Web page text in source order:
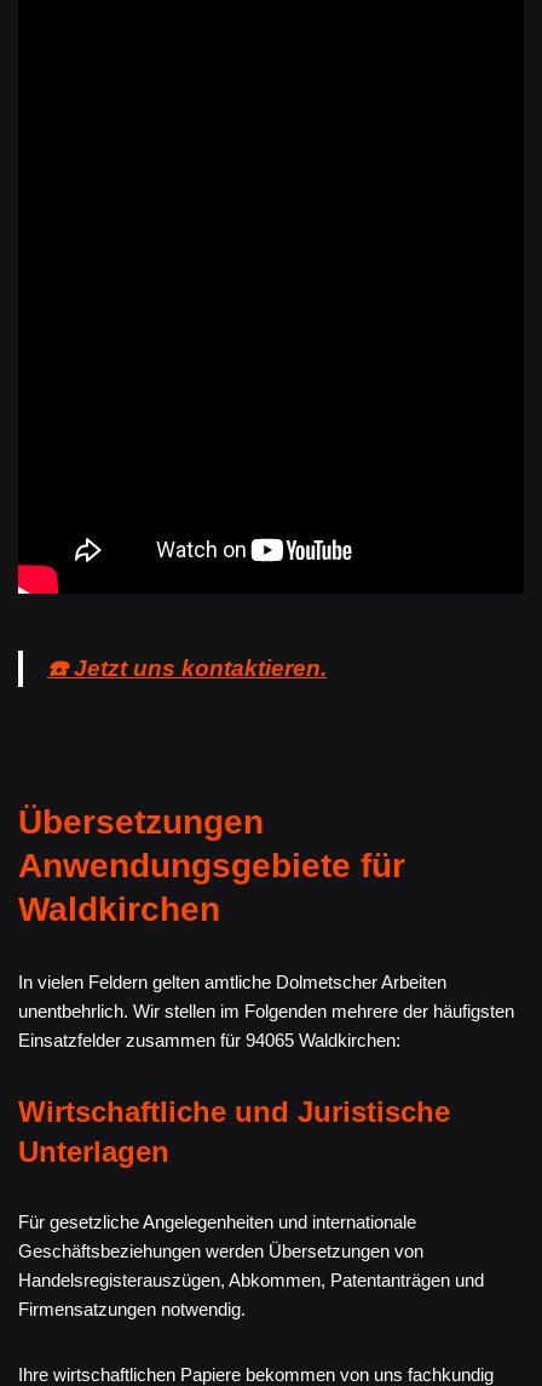
☎️ Jetzt uns kontaktieren.
Übersetzungen
Anwendungsgebiete für
Waldkirchen
In vielen Feldern gelten amtliche Dolmetscher Arbeiten
unentbehrlich. Wir stellen im Folgenden mehrere der häufigsten
Einsatzfelder zusammen für 94065 Waldkirchen:
Wirtschaftliche und Juristische
Unterlagen
Für gesetzliche Angelegenheiten und internationale
Geschäftsbeziehungen werden Übersetzungen von
Handelsregisterauszügen, Abkommen, Patentanträgen und
Firmensatzungen notwendig.
Ihre wirtschaftlichen Papiere bekommen von uns fachkundig